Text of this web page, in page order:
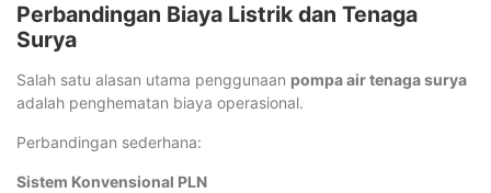
Perbandingan Biaya Listrik dan Tenaga
Surya
Salah satu alasan utama penggunaan pompa air tenaga surya
adalah penghematan biaya operasional.
Perbandingan sederhana:
Sistem Konvensional PLN